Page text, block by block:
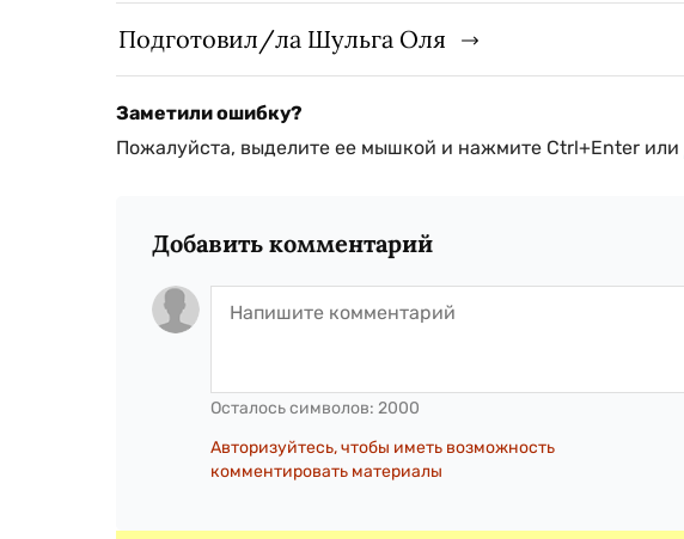
Подготовил/ла Шульга Оля
Заметили ошибку?
Пожалуйста, выделите ее мышкой и нажмите Ctrl+Enter или
Добавить комментарий
Осталось символов: 2000
Авторизуйтесь, чтобы иметь возможность
комментировать материалы